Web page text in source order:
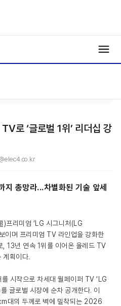
로 ‘글로벌 1위’ 리더십 강
지 총망라...차별화된 기술 앞세
)프리미엄 ‘LG 시그니처(LG
이며 프리미엄 TV 라인업을 강화한
, 13년 연속 1위를 이어온 올레드 TV
계획이다.
시작으로 차세대 월페이퍼 TV ‘LG
글로벌 시장에 순차 공개한다. 이
대의 두께로 벽에 밀착되는 2026